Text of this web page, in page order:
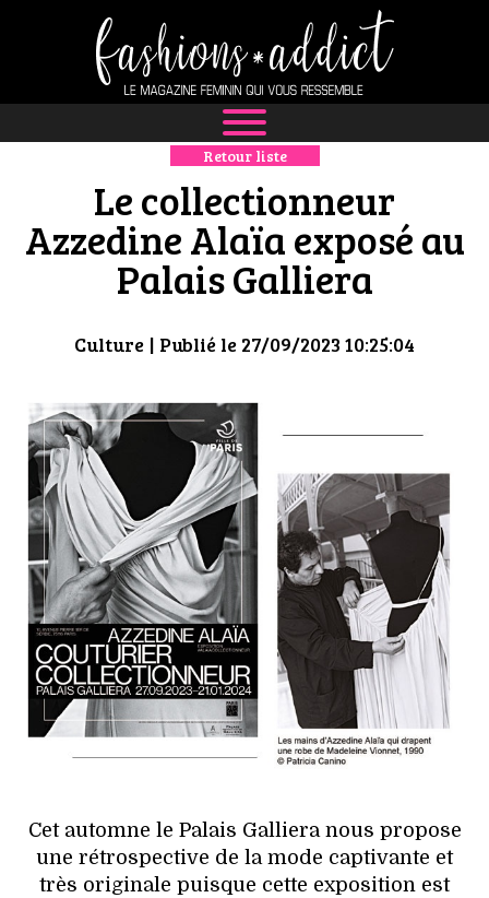
NEWS
MODE
LUXE
DÉFILÉS
CULTURE
HIGH TECH
MAISON
AUTO
LIEUX TENDANCES
BEAUTÉ
MODE DE RUE
JEUNES CRÉATEURS
HISTOIRE DES MARQUES
Retour liste
Le collectionneur
Azzedine Alaïa exposé au
Palais Galliera
Culture | Publié le 27/09/2023 10:25:04
Cet automne le Palais Galliera nous propose
une rétrospective de la mode captivante et
très originale puisque cette exposition est